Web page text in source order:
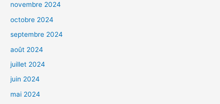
novembre 2024
octobre 2024
septembre 2024
août 2024
juillet 2024
juin 2024
mai 2024